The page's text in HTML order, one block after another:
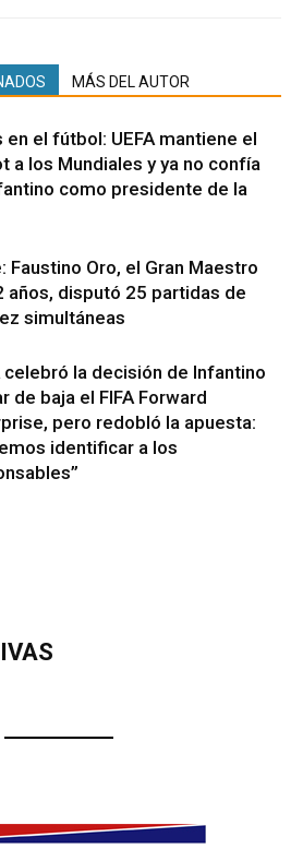
MÁS DEL AUTOR
en el fútbol: UEFA mantiene el
a los Mundiales y ya no confía
como presidente de la
Faustino Oro, el Gran Maestro
años, disputó 25 partidas de
simultáneas
celebró la decisión de Infantino
de baja el FIFA Forward
pero redobló la apuesta:
identificar a los